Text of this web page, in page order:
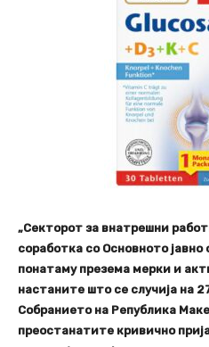
„Секторот за внатрешни
соработка со Основното
понатаму презема мерки и
настаните што се случија на
Собранието на Република
преостанатите кривично